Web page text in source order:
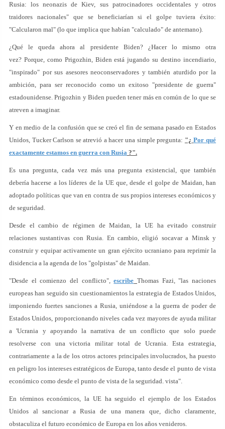
Rusia: los neonazis de Kiev, sus patrocinadores occidentales y otros
traidores nacionales" que se beneficiarían si el golpe tuviera éxito:
"Calcularon mal" (lo que implica que habían "calculado" de antemano).
¿Qué le queda ahora al presidente Biden? ¿Hacer lo mismo otra
vez? Porque, como Prigozhin, Biden está jugando su destino incendiario,
"inspirado" por sus asesores neoconservadores y también aturdido por la
ambición, para ser reconocido como un exitoso "presidente de guerra"
estadounidense. Prigozhin y Biden pueden tener más en común de lo que se
atreven a imaginar.
Y en medio de la confusión que se creó el fin de semana pasado en Estados
Unidos, Tucker Carlson se atrevió a hacer una simple pregunta: "¿Por qué
exactamente estamos en guerra con Rusia ?".
Es una pregunta, cada vez más una pregunta existencial, que también
debería hacerse a los líderes de la UE que, desde el golpe de Maidan, han
adoptado políticas que van en contra de sus propios intereses económicos y
de seguridad.
Desde el cambio de régimen de Maidan, la UE ha evitado construir
relaciones sustantivas con Rusia. En cambio, eligió socavar a Minsk y
construir y equipar activamente un gran ejército ucraniano para reprimir la
disidencia a la agenda de los "golpistas" de Maidan.
"Desde el comienzo del conflicto",escribe Thomas Fazi, "las naciones
europeas han seguido sin cuestionamientos la estrategia de Estados Unidos,
imponiendo fuertes sanciones a Rusia, uniéndose a la guerra de poder de
Estados Unidos, proporcionando niveles cada vez mayores de ayuda militar
a 'Ucrania y apoyando la narrativa de un conflicto que solo puede
resolverse con una victoria militar total de Ucrania. Esta estrategia,
contrariamente a la de los otros actores principales involucrados, ha puesto
en peligro los intereses estratégicos de Europa, tanto desde el punto de vista
económico como desde el punto de vista de la seguridad. vista".
En términos económicos, la UE ha seguido el ejemplo de los Estados
Unidos al sancionar a Rusia de una manera que, dicho claramente,
obstaculiza el futuro económico de Europa en los años venideros.